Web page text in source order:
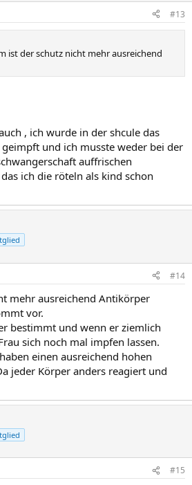
#13
ist der schutz nicht mehr ausreichend
, ich wurde in der shcule das
und ich musste weder bei der
auffrischen
ich die röteln als kind schon
#14
mehr ausreichend Antikörper
vor.
bestimmt und wenn er ziemlich
sich noch mal impfen lassen.
einen ausreichend hohen
jeder Körper anders reagiert und
#15